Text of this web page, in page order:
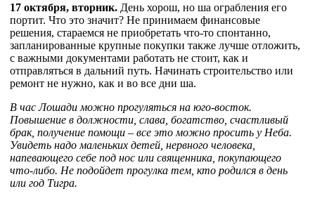
17 октября, вторник. День хорош, но ша ограбления его
портит. Что это значит? Не принимаем финансовые
решения, стараемся не приобретать что-то спонтанно,
запланированные крупные покупки также лучше отложить,
с важными документами работать не стоит, как и
отправляться в дальний путь. Начинать строительство или
ремонт не нужно, как и во все дни ша.
В час Лошади можно прогуляться на юго-восток.
Повышение в должности, слава, богатство, счастливый
брак, получение помощи – все это можно просить у Неба.
Увидеть надо маленьких детей, нервного человека,
напевающего себе под нос или священника, покупающего
что-либо. Не подойдет прогулка тем, кто родился в день
или год Тигра.